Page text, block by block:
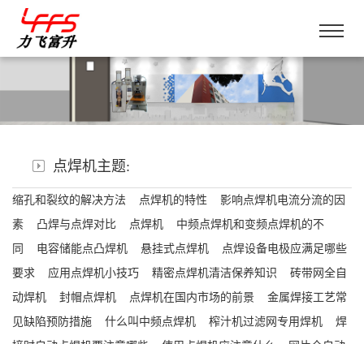
点焊机主题:
缩孔和裂纹的解决方法 点焊机的特性 影响点焊机电流分流的因
素 凸焊与点焊对比 点焊机 中频点焊机和变频点焊机的不
同 电容储能点凸焊机 悬挂式点焊机 点焊设备电极应满足哪些
要求 应用点焊机小技巧 精密点焊机清洁保养知识 砖带网全自
动焊机 封帽点焊机 点焊机在国内市场的前景 金属焊接工艺常
见缺陷预防措施 什么叫中频点焊机 榨汁机过滤网专用焊机 焊